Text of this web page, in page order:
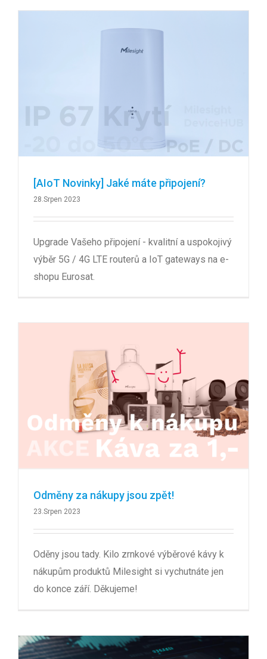
[AIoT Novinky] Jaké máte připojení?
28.Srpen 2023
Upgrade Vašeho připojení - kvalitní a uspokojivý
výběr 5G / 4G LTE routerů a IoT gateways na e-
shopu Eurosat.
Odměny za nákupy jsou zpět!
23.Srpen 2023
Oděny jsou tady. Kilo zrnkové výběrové kávy k
nákupům produktů Milesight si vychutnáte jen
do konce září. Děkujeme!